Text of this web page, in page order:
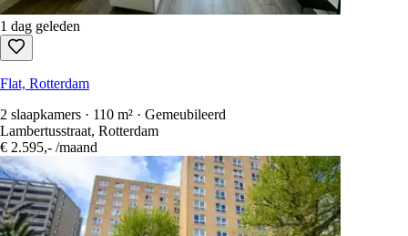
1 dag geleden
Flat, Rotterdam
2 slaapkamers · 110 m² · Gemeubileerd
Lambertusstraat, Rotterdam
€ 2.595,- /maand